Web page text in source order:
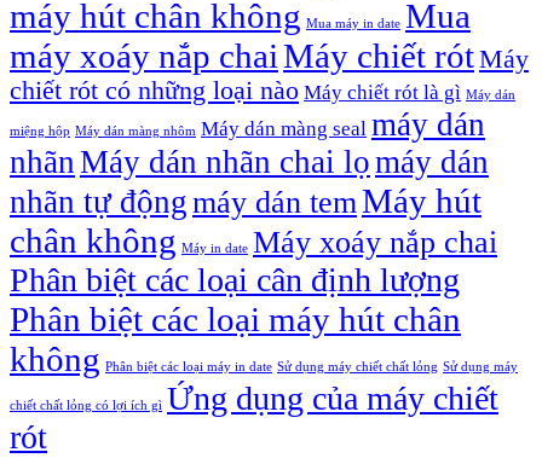
máy hút chân không Mua máy in date Mua
máy xoáy nắp chaiMáy chiết rótMáy
chiết rót có những loại nào Máy chiết rót là gì Máy dán
miệng hộp Máy dán màng nhôm Máy dán màng seal máy dán
nhãnMáy dán nhãn chai lọmáy dán
nhãn tự độngmáy dán temMáy hút
chân không Máy in date Máy xoáy nắp chai
Phân biệt các loại cân định lượng
Phân biệt các loại máy hút chân
không Phân biệt các loại máy in date Sử dụng máy chiết chất lỏng Sử dụng máy
chiết chất lỏng có lợi ích gì Ứng dụng của máy chiết
rót